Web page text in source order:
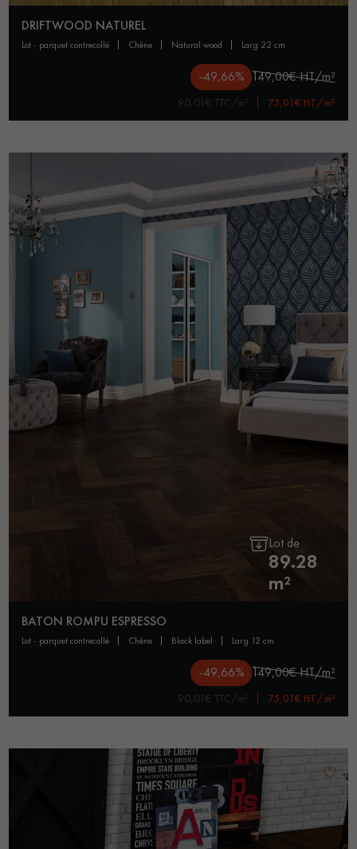
DRIFTWOOD NATUREL
lot - parquet contrecollé chêne natural wood larg 22 cm
-49,66% 149,00€ HT/m²
90,01€ TTC/m² 75,01€ HT/m²
Lot de
89.28
m²
BATON ROMPU ESPRESSO
lot - parquet contrecollé chêne black label larg 12 cm
-49,66% 149,00€ HT/m²
90,01€ TTC/m² 75,01€ HT/m²